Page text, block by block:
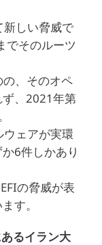
新しい脅威で
でそのルーツ
、そのオペ
、2021年第
ウェアが実環
6件しかあり
の脅威が表
す。
るイラン大